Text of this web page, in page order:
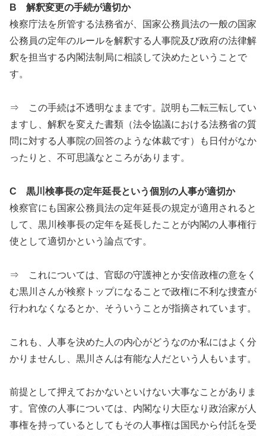
B 解釈変更の手続が適切か
検察庁法を所管する法務省が、国家公務員法の一般の国家
公務員の定年のルールを解釈する人事院及び政府の法律解
釈を担当する内閣法制局に相談して決めたということで
す。
⇒ この手続は不透明なままです。説明も二転三転してい
ますし、解釈を変えた書類（法令協議における法務省の質
問に対する人事院の回答のような体裁です）も日付がなか
ったりと、不可思議なところがあります。
C 黒川検事長の定年延長という個別の人事が適切か
検察官にも国家公務員法の定年延長の規定が適用されると
して、黒川検事長の定年を延長したことが内閣の人事権行
使として適切かという論点です。
⇒ これについては、官邸の守護神とか安倍政権の意をく
む黒川さんが検察トップになることで政権に不利な捜査が
行われなくなるとか、そういうことが指摘されています。
これも、人事を決めた人の内心がどうなのか私にはよく分
かりませんし、黒川さんは有能な人だという人もいます。
前提として押えておかないといけない大事なことがありま
す。官僚の人事については、内閣なり大臣なり政治家が人
事権を持っているとしてもその人事権は国民から付託を受